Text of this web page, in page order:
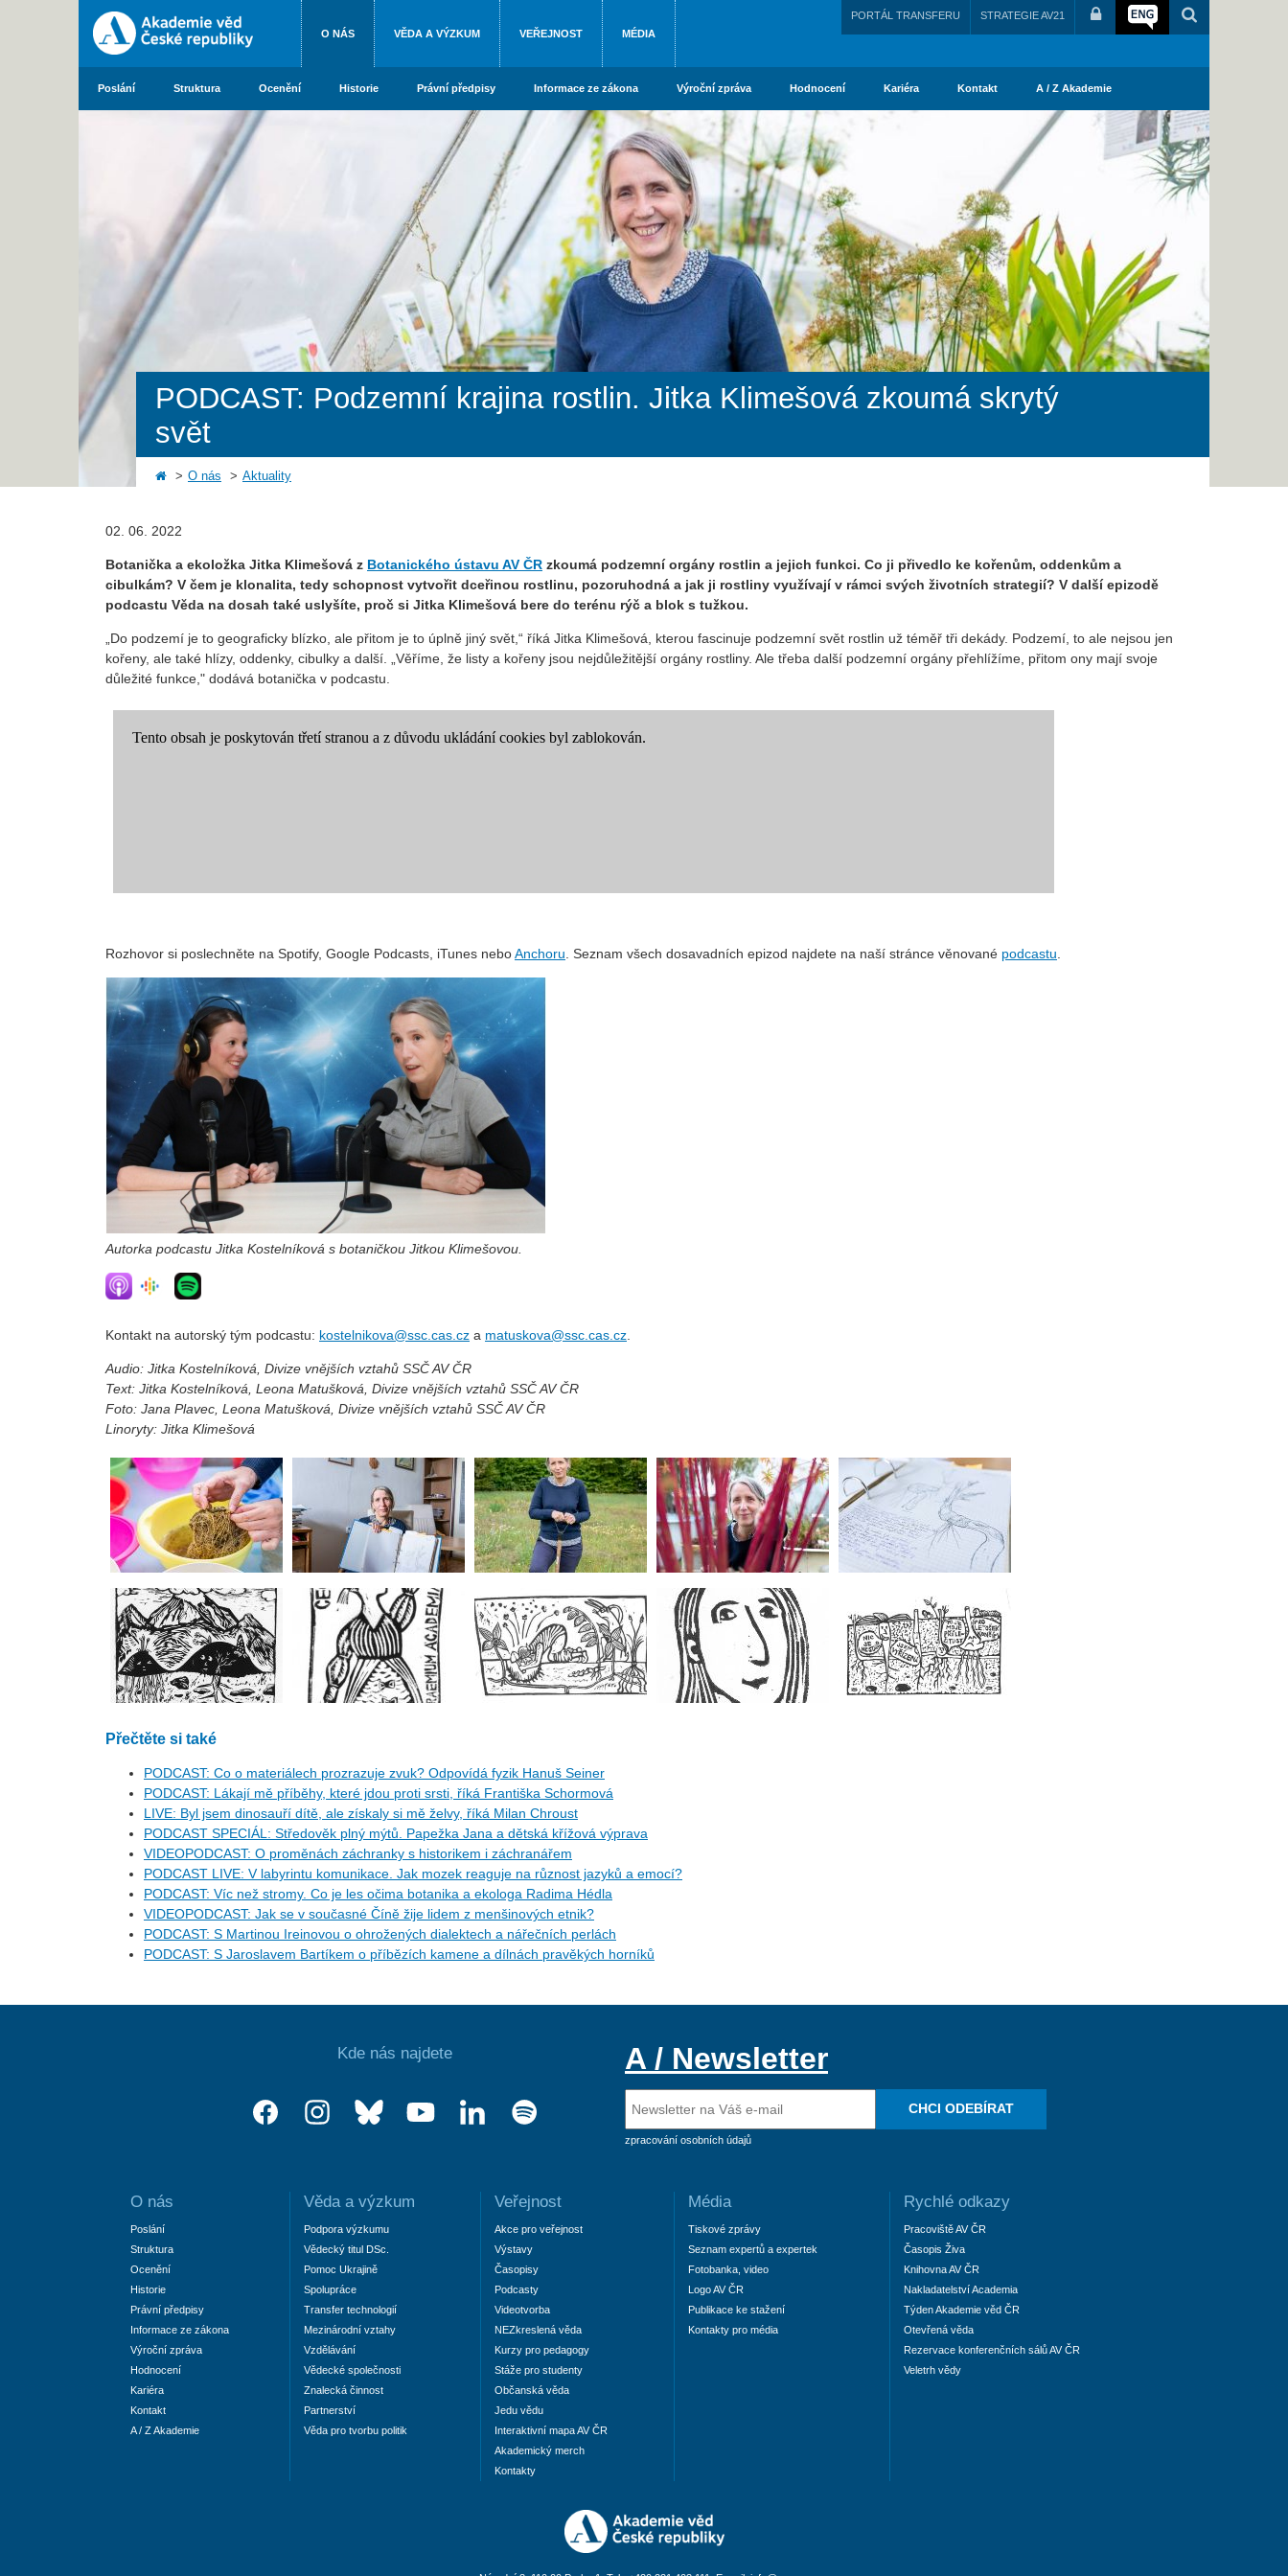
O NÁS VĚDA A VÝZKUM VEŘEJNOST MÉDIA
PORTÁL TRANSFERU STRATEGIE AV21
Poslání Struktura Ocenění Historie Právní předpisy Informace ze zákona Výroční zpráva Hodnocení Kariéra Kontakt A / Z Akademie
PODCAST: Podzemní krajina rostlin. Jitka Klimešová zkoumá skrytý
svět
O nás Aktuality
02. 06. 2022
Botanička a ekoložka Jitka Klimešová z Botanického ústavu AV ČR zkoumá podzemní orgány rostlin a jejich funkci. Co ji přivedlo ke kořenům, oddenkům a
cibulkám? V čem je klonalita, tedy schopnost vytvořit dceřinou rostlinu, pozoruhodná a jak ji rostliny využívají v rámci svých životních strategií? V další epizodě
podcastu Věda na dosah také uslyšíte, proč si Jitka Klimešová bere do terénu rýč a blok s tužkou.
„Do podzemí je to geograficky blízko, ale přitom je to úplně jiný svět,“ říká Jitka Klimešová, kterou fascinuje podzemní svět rostlin už téměř tři dekády. Podzemí, to ale nejsou jen
kořeny, ale také hlízy, oddenky, cibulky a další. „Věříme, že listy a kořeny jsou nejdůležitější orgány rostliny. Ale třeba další podzemní orgány přehlížíme, přitom ony mají svoje
důležité funkce," dodává botanička v podcastu.
Rozhovor si poslechněte na Spotify, Google Podcasts, iTunes neboAnchoru. Seznam všech dosavadních epizod najdete na naší stránce věnované podcastu.
Autorka podcastu Jitka Kostelníková s botaničkou Jitkou Klimešovou.
Kontakt na autorský tým podcastu: kostelnikova@ssc.cas.cz a matuskova@ssc.cas.cz.
Audio: Jitka Kostelníková, Divize vnějších vztahů SSČ AV ČR
Text: Jitka Kostelníková, Leona Matušková, Divize vnějších vztahů SSČ AV ČR
Foto: Jana Plavec, Leona Matušková, Divize vnějších vztahů SSČ AV ČR
Linoryty: Jitka Klimešová
Přečtěte si také
PODCAST: Co o materiálech prozrazuje zvuk? Odpovídá fyzik Hanuš Seiner
PODCAST: Lákají mě příběhy, které jdou proti srsti, říká Františka Schormová
LIVE: Byl jsem dinosauří dítě, ale získaly si mě želvy, říká Milan Chroust
PODCAST SPECIÁL: Středověk plný mýtů. Papežka Jana a dětská křížová výprava
VIDEOPODCAST: O proměnách záchranky s historikem i záchranářem
PODCAST LIVE: V labyrintu komunikace. Jak mozek reaguje na různost jazyků a emocí?
PODCAST: Víc než stromy. Co je les očima botanika a ekologa Radima Hédla
VIDEOPODCAST: Jak se v současné Číně žije lidem z menšinových etnik?
PODCAST: S Martinou Ireinovou o ohrožených dialektech a nářečních perlách
PODCAST: S Jaroslavem Bartíkem o příbězích kamene a dílnách pravěkých horníků
Kde nás najdete A / Newsletter
zpracování osobních údajů
CHCI ODEBÍRAT
O nás
Poslání
Struktura
Ocenění
Historie
Právní předpisy
Informace ze zákona
Výroční zpráva
Hodnocení
Kariéra
Kontakt
A / Z Akademie
Věda a výzkum
Podpora výzkumu
Vědecký titul DSc.
Pomoc Ukrajině
Spolupráce
Transfer technologií
Mezinárodní vztahy
Vzdělávání
Vědecké společnosti
Znalecká činnost
Partnerství
Věda pro tvorbu politik
Veřejnost
Akce pro veřejnost
Výstavy
Časopisy
Podcasty
Videotvorba
NEZkreslená věda
Kurzy pro pedagogy
Stáže pro studenty
Občanská věda
Jedu vědu
Interaktivní mapa AV ČR
Akademický merch
Kontakty
Média
Tiskové zprávy
Seznam expertů a expertek
Fotobanka, video
Logo AV ČR
Publikace ke stažení
Kontakty pro média
Rychlé odkazy
Pracoviště AV ČR
Časopis Živa
Knihovna AV ČR
Nakladatelství Academia
Týden Akademie věd ČR
Otevřená věda
Rezervace konferenčních sálů AV ČR
Veletrh vědy